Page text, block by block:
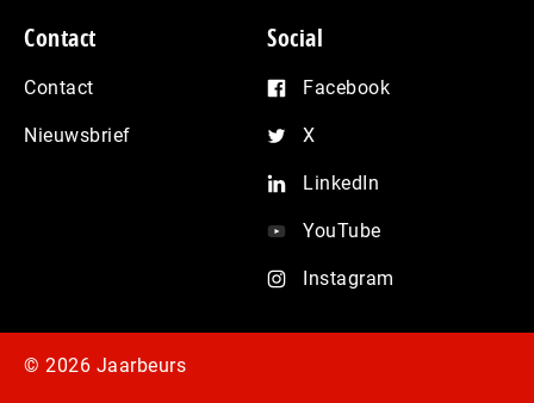
Contact
Contact
Nieuwsbrief
Social
Facebook
X
LinkedIn
YouTube
Instagram
© 2026 Jaarbeurs